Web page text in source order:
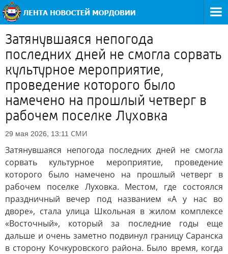
Затянувшаяся непогода
последних дней не смогла сорвать
культурное мероприятие,
проведение которого было
намечено на прошлый четверг в
рабочем поселке Луховка
29 мая 2026, 13:11 СМИ
Затянувшаяся непогода последних дней не смогла
сорвать культурное мероприятие, проведение
которого было намечено на прошлый четверг в
рабочем поселке Луховка. Местом, где состоялся
праздничный вечер под названием «А у нас во
дворе», стала улица Школьная в жилом комплексе
«Восточный», который за последние годы еще
дальше и очень заметно подвинул границу Саранска
в сторону Кочкуровского района. Было время, когда